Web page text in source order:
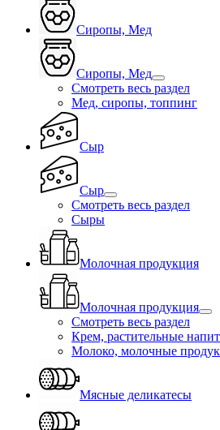
Сиропы, Мед
Сиропы, Мед
Смотреть весь раздел
Мед, сиропы, топпинг
Сыр
Сыр
Смотреть весь раздел
Сыры
Молочная продукция
Молочная продукция
Смотреть весь раздел
Крем, растительные
Молоко, молочные
Мясные деликатесы